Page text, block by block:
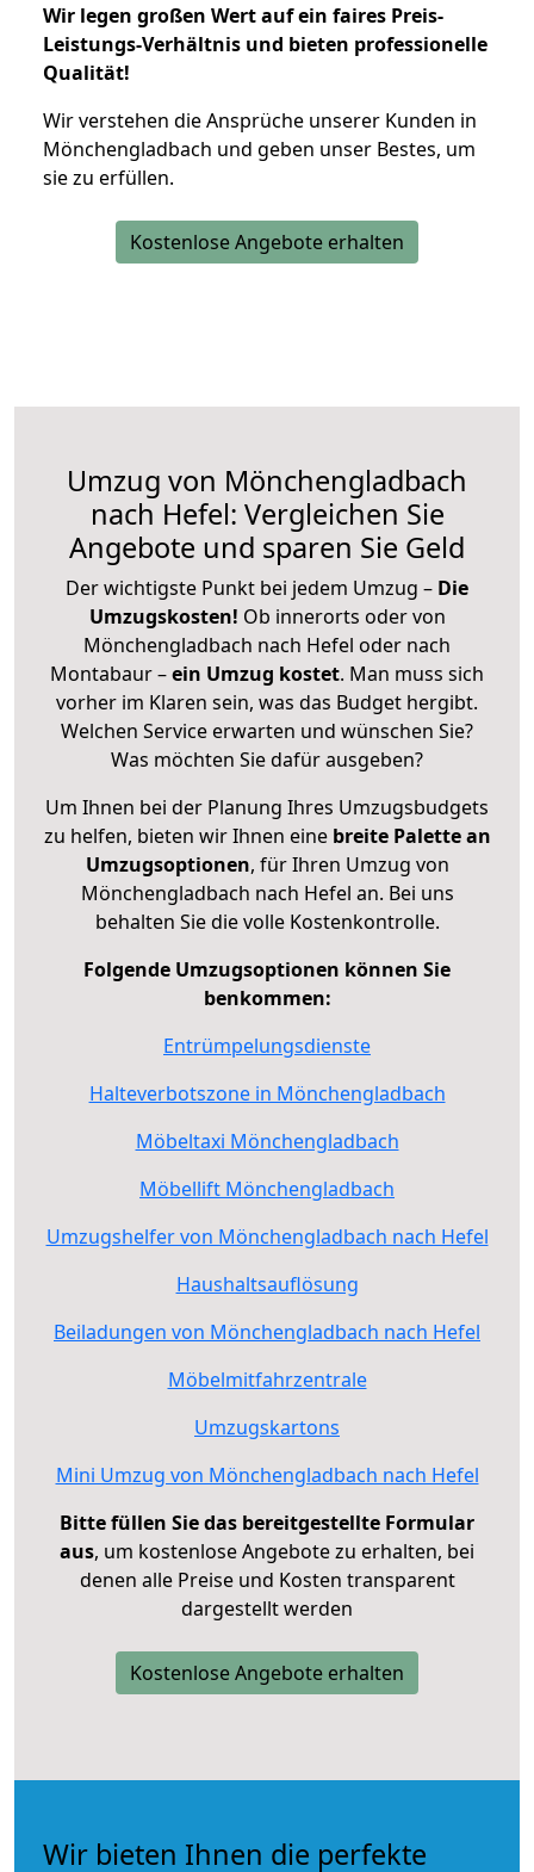
Wir legen großen Wert auf ein faires Preis-
Leistungs-Verhältnis und bieten professionelle
Qualität!
Wir verstehen die Ansprüche unserer Kunden in
Mönchengladbach und geben unser Bestes, um
sie zu erfüllen.
Kostenlose Angebote erhalten
Umzug von Mönchengladbach
nach Hefel: Vergleichen Sie
Angebote und sparen Sie Geld
Der wichtigste Punkt bei jedem Umzug – Die
Umzugskosten! Ob innerorts oder von
Mönchengladbach nach Hefel oder nach
Montabaur –ein Umzug kostet. Man muss sich
vorher im Klaren sein, was das Budget hergibt.
Welchen Service erwarten und wünschen Sie?
Was möchten Sie dafür ausgeben?
Um Ihnen bei der Planung Ihres Umzugsbudgets
zu helfen, bieten wir Ihnen eine breite Palette an
Umzugsoptionen, für Ihren Umzug von
Mönchengladbach nach Hefel an. Bei uns
behalten Sie die volle Kostenkontrolle.
Folgende Umzugsoptionen können Sie
benkommen:
Entrümpelungsdienste
Halteverbotszone in Mönchengladbach
Möbeltaxi Mönchengladbach
Möbellift Mönchengladbach
Umzugshelfer von Mönchengladbach nach Hefel
Haushaltsauflösung
Beiladungen von Mönchengladbach nach Hefel
Möbelmitfahrzentrale
Umzugskartons
Mini Umzug von Mönchengladbach nach Hefel
Bitte füllen Sie das bereitgestellte Formular
aus, um kostenlose Angebote zu erhalten, bei
denen alle Preise und Kosten transparent
dargestellt werden
Kostenlose Angebote erhalten
Wir bieten Ihnen die perfekte